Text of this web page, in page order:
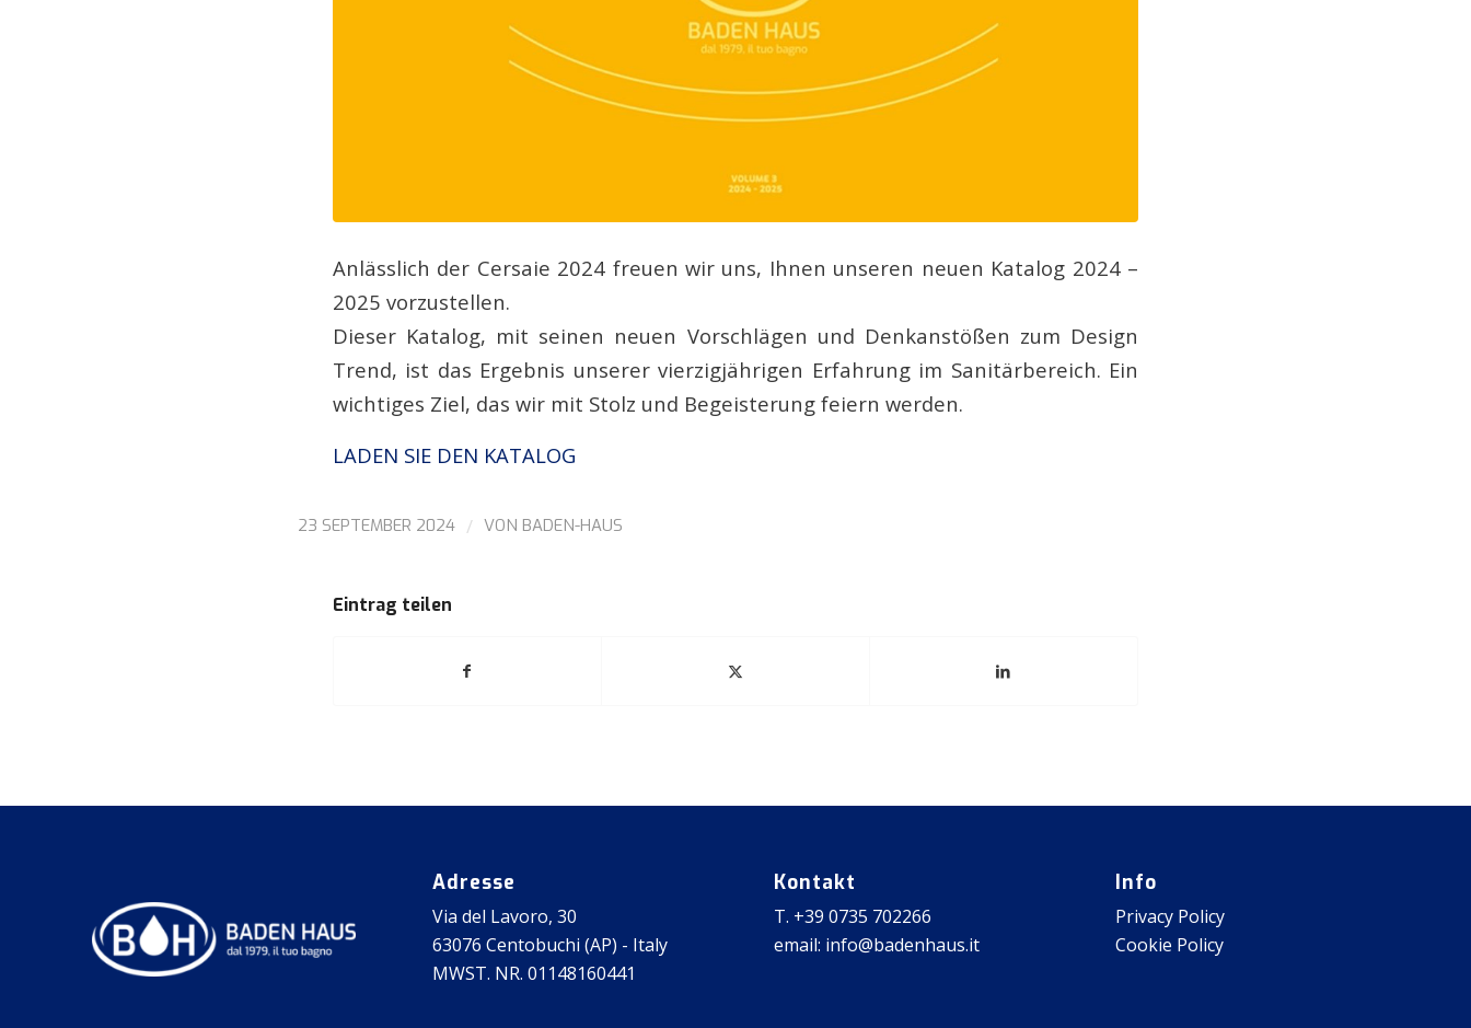
Anlässlich der Cersaie 2024 freuen wir uns, Ihnen unseren neuen Katalog 2024 –
2025 vorzustellen.
Dieser Katalog, mit seinen neuen Vorschlägen und Denkanstößen zum Design
Trend, ist das Ergebnis unserer vierzigjährigen Erfahrung im Sanitärbereich. Ein
wichtiges Ziel, das wir mit Stolz und Begeisterung feiern werden.
LADEN SIE DEN KATALOG
23 SEPTEMBER 2024 / VON BADEN-HAUS
Eintrag teilen
Adresse
Via del Lavoro, 30
63076 Centobuchi (AP) - Italy
MWST. NR. 01148160441
Kontakt
T. +39 0735 702266
email: info@badenhaus.it
Info
Privacy Policy
Cookie Policy